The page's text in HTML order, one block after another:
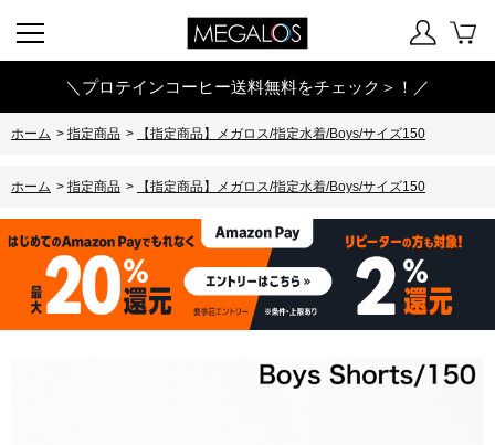
＼プロテインコーヒー送料無料をチェック＞！／
ホーム > 指定商品 > 【指定商品】メガロス/指定水着/Boys/サイズ150
ホーム > 指定商品 > 【指定商品】メガロス/指定水着/Boys/サイズ150